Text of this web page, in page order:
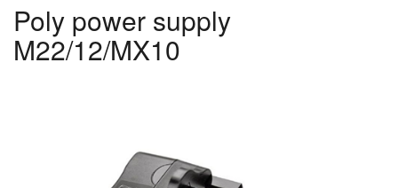
Poly power supply
M22/12/MX10